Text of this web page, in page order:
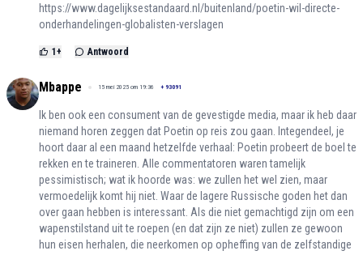
https://www.dagelijksestandaard.nl/buitenland/poetin-wil-directe-
onderhandelingen-globalisten-verslagen
1 + Antwoord
Mbappe 15 mei 2025 om 19:36 + 93091
Ik ben ook een consument van de gevestigde media, maar ik heb daar
niemand horen zeggen dat Poetin op reis zou gaan. Integendeel, je
hoort daar al een maand hetzelfde verhaal: Poetin probeert de boel te
rekken en te traineren. Alle commentatoren waren tamelijk
pessimistisch; wat ik hoorde was: we zullen het wel zien, maar
vermoedelijk komt hij niet. Waar de lagere Russische goden het dan
over gaan hebben is interessant. Als die niet gemachtigd zijn om een
wapenstilstand uit te roepen (en dat zijn ze niet) zullen ze gewoon
hun eisen herhalen, die neerkomen op opheffing van de zelfstandige